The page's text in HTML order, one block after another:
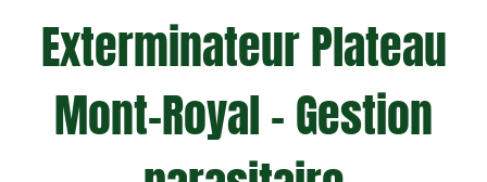
Exterminateur Plateau
Mont-Royal – Gestion